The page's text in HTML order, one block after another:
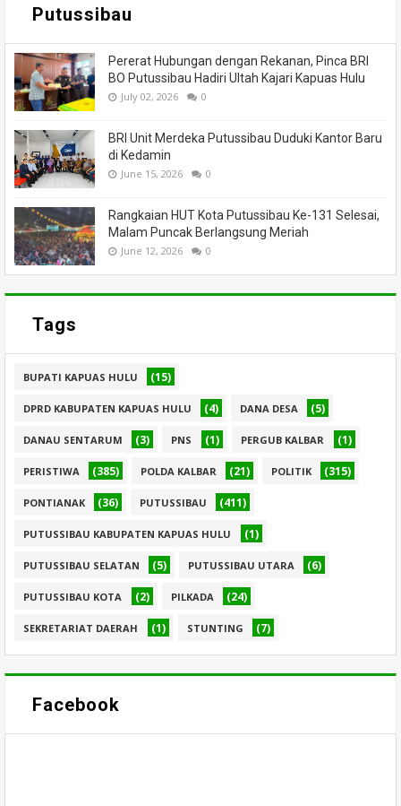
Putussibau
Pererat Hubungan dengan Rekanan, Pinca BRI
BO Putussibau Hadiri Ultah Kajari Kapuas Hulu
July 02, 2026 0
BRI Unit Merdeka Putussibau Duduki Kantor Baru
di Kedamin
June 15, 2026 0
Rangkaian HUT Kota Putussibau Ke-131 Selesai,
Malam Puncak Berlangsung Meriah
June 12, 2026 0
Tags
BUPATI KAPUAS HULU (15)
DPRD KABUPATEN KAPUAS HULU (4) DANA DESA (5)
DANAU SENTARUM (3) PNS (1) PERGUB KALBAR (1)
PERISTIWA (385) POLDA KALBAR (21) POLITIK (315)
PONTIANAK (36) PUTUSSIBAU (411)
PUTUSSIBAU KABUPATEN KAPUAS HULU (1)
PUTUSSIBAU SELATAN (5) PUTUSSIBAU UTARA (6)
PUTUSSIBAU KOTA (2) PILKADA (24)
SEKRETARIAT DAERAH (1) STUNTING (7)
Facebook